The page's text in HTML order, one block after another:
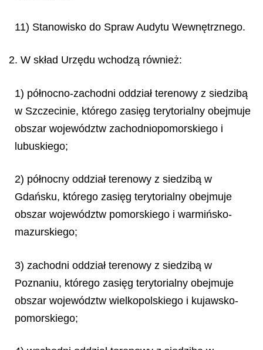
11) Stanowisko do Spraw Audytu Wewnętrznego.
2. W skład Urzędu wchodzą również:
1) północno-zachodni oddział terenowy z siedzibą
w Szczecinie, którego zasięg terytorialny obejmuje
obszar województw zachodniopomorskiego i
lubuskiego;
2) północny oddział terenowy z siedzibą w
Gdańsku, którego zasięg terytorialny obejmuje
obszar województw pomorskiego i warmińsko-
mazurskiego;
3) zachodni oddział terenowy z siedzibą w
Poznaniu, którego zasięg terytorialny obejmuje
obszar województw wielkopolskiego i kujawsko-
pomorskiego;